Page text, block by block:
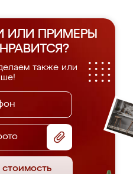
ИЛИ ПРИМЕРЫ
также или
стоимость